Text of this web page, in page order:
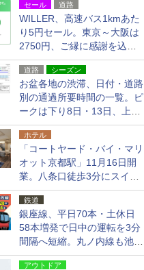
セール 道路
WILLER、高速バス1kmあた
り5円セール。東京～大阪は
2750円、ご縁に感謝を込め
た20周年記念キャンペーン
道路 シーズン
お盆各地の渋滞、日付・道路
別の通過所要時間の一覧。ピ
ークは下り8日・13日、上り
14日・15日
ホテル
「コートヤード・バイ・マリ
オット京都駅」11月16日開
業。八条口徒歩3分にスイー
ト含む全270室、ダイニング
も併設
鉄道
銀座線、平日70本・土休日
58本増発で日中の運転を3分
間隔へ短縮。丸ノ内線も池袋
～中野坂上を4分間隔に
アウトドア